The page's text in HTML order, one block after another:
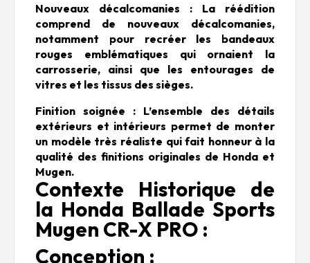
Nouveaux décalcomanies : La réédition
comprend de nouveaux décalcomanies,
notamment pour recréer les bandeaux
rouges emblématiques qui ornaient la
carrosserie, ainsi que les entourages de
vitres et les tissus des sièges.
Finition soignée : L’ensemble des détails
extérieurs et intérieurs permet de monter
un modèle très réaliste qui fait honneur à la
qualité des finitions originales de Honda et
Mugen.
Contexte Historique de
la Honda Ballade Sports
Mugen CR-X PRO :
Conception :